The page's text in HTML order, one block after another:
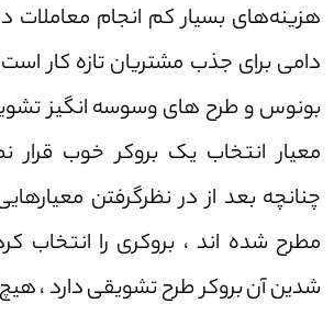
هزینه‌های بسیار کم انجام معاملات
دامی برای جذب مشتریان تازه کار
بونوس و طرح های وسوسه انگیز
معیار انتخاب یک بروکر خوب قرار
چنانچه بعد از در نظرگرفتن
مطرح شده اند ، بروکری را انتخاب
شدین آن بروکر طرح تشویقی دارد ، هیچ